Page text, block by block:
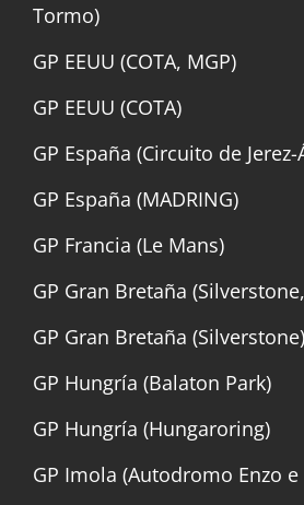
Tormo)
GP EEUU (COTA, MGP)
GP EEUU (COTA)
GP España (Circuito de
GP España (MADRING)
GP Francia (Le Mans)
GP Gran Bretaña
GP Gran Bretaña (Silverstone)
GP Hungría (Balaton Park)
GP Hungría (Hungaroring)
GP Imola (Autodromo Enzo